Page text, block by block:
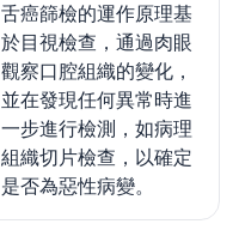
舌癌篩檢的運作原理基
於目視檢查，通過肉眼
觀察口腔組織的變化，
並在發現任何異常時進
一步進行檢測，如病理
組織切片檢查，以確定
是否為惡性病變。